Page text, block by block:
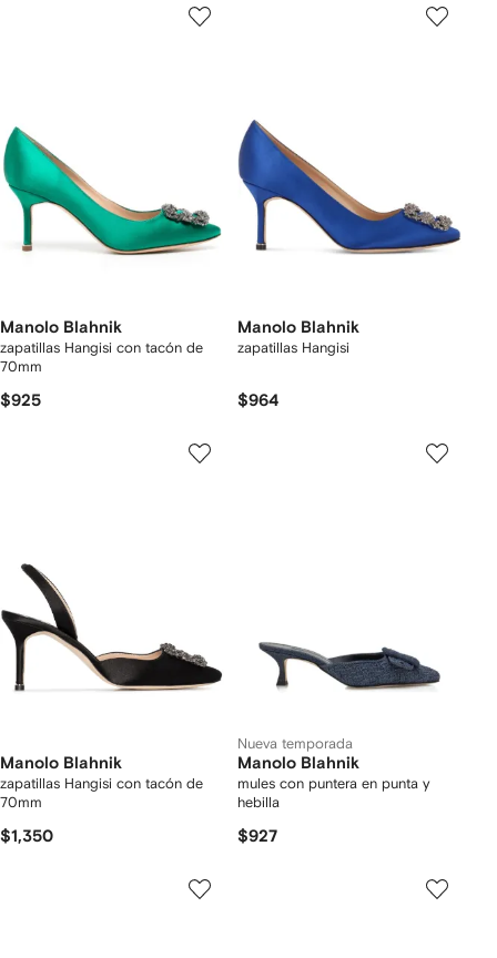
Manolo Blahnik
zapatillas Hangisi con tacón de
70mm
$925
Manolo Blahnik
zapatillas Hangisi
$964
Manolo Blahnik
zapatillas Hangisi con tacón de
70mm
$1,350
Nueva temporada
Manolo Blahnik
mules con puntera en punta y
hebilla
$927